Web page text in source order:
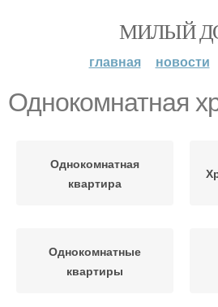
МИЛЫЙ
главная новости
Однокомнатная
Однокомнатная
квартира
Однокомнатные
квартиры